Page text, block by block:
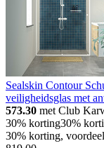
Sealskin Contour
veiligheidsglas met
573.30 met Club
30% korting30%
30% korting,